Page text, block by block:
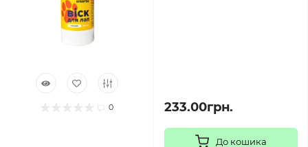
0 233.00грн.
До кошика